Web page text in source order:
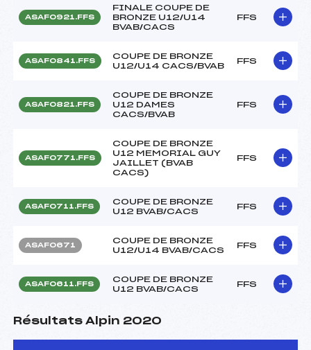
ASAF0921.FFS
FINALE COUPE DE
BRONZE U12/U14
BVAB/CACS
FFS
ASAF0841.FFS
COUPE DE BRONZE
U12/U14 CACS/BVAB
FFS
ASAF0821.FFS
COUPE DE BRONZE
U12 DAMES
CACS/BVAB
FFS
ASAF0771.FFS
COUPE DE BRONZE
U12 MEMORIAL GUY
JAILLET (BVAB
CACS)
FFS
ASAF0711.FFS
COUPE DE BRONZE
U12 BVAB/CACS
FFS
ASAF0671
COUPE DE BRONZE
U12/U14 BVAB/CACS
FFS
ASAF0611.FFS
COUPE DE BRONZE
U12 BVAB/CACS
FFS
Résultats Alpin 2020